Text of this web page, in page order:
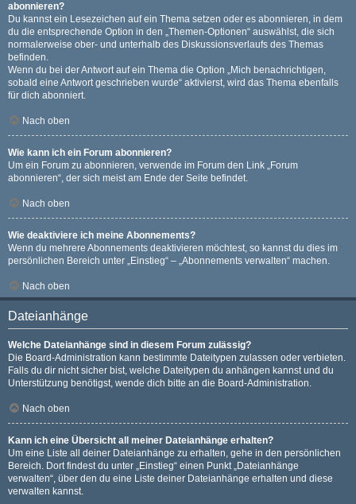
abonnieren?
Du kannst ein Lesezeichen auf ein Thema setzen oder es abonnieren, in dem
du die entsprechende Option in den „Themen-Optionen“ auswählst, die sich
normalerweise ober- und unterhalb des Diskussionsverlaufs des Themas
befinden.
Wenn du bei der Antwort auf ein Thema die Option „Mich benachrichtigen,
sobald eine Antwort geschrieben wurde“ aktivierst, wird das Thema ebenfalls
für dich abonniert.
Nach oben
Wie kann ich ein Forum abonnieren?
Um ein Forum zu abonnieren, verwende im Forum den Link „Forum
abonnieren“, der sich meist am Ende der Seite befindet.
Nach oben
Wie deaktiviere ich meine Abonnements?
Wenn du mehrere Abonnements deaktivieren möchtest, so kannst du dies im
persönlichen Bereich unter „Einstieg“ – „Abonnements verwalten“ machen.
Nach oben
Dateianhänge
Welche Dateianhänge sind in diesem Forum zulässig?
Die Board-Administration kann bestimmte Dateitypen zulassen oder verbieten.
Falls du dir nicht sicher bist, welche Dateitypen du anhängen kannst und du
Unterstützung benötigst, wende dich bitte an die Board-Administration.
Nach oben
Kann ich eine Übersicht all meiner Dateianhänge erhalten?
Um eine Liste all deiner Dateianhänge zu erhalten, gehe in den persönlichen
Bereich. Dort findest du unter „Einstieg“ einen Punkt „Dateianhänge
verwalten“, über den du eine Liste deiner Dateianhänge erhalten und diese
verwalten kannst.